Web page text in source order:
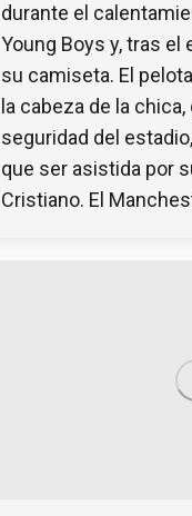
durante el
Young Boys y, tras el
su camiseta. El
la cabeza de la
seguridad del
que ser asistida por
Cristiano. El